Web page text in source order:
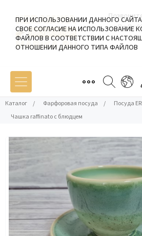
Пн-Пт:
Каталог / Фарфоровая посуда / Посуда
Чашка raffinato с блюдцем
ПРИ ИСПОЛЬЗОВАНИИ ДАННОГО
СВОЕ СОГЛАСИЕ НА ИСПОЛЬЗОВАНИЕ
ФАЙЛОВ В СООТВЕТСТВИИ С
ОТНОШЕНИИ ДАННОГО ТИПА ФАЙЛОВ